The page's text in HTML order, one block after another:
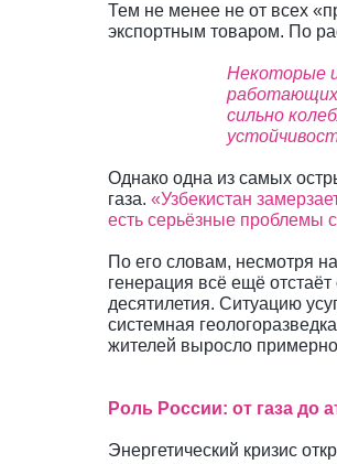
Тем не менее не от всех
экспортным товаром. По
Некоторые
работающих
сильно
Однако одна из самых
газа. «Узбекистан
есть серьёзные проблемы
По его словам, несмотря
генерация всё ещё
десятилетия. Ситуацию
системная
жителей выросло примерно
Роль России: от газа до
Энергетический кризис